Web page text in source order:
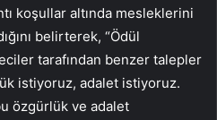
koşullar altında mesleklerini
belirterek, “Ödül
tarafından benzer talepler
istiyoruz, adalet istiyoruz.
özgürlük ve adalet